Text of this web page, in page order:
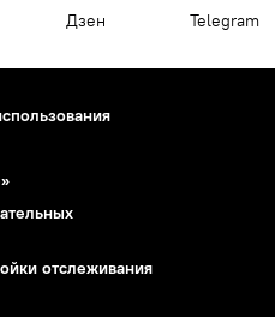
Дзен Telegram
отслеживания